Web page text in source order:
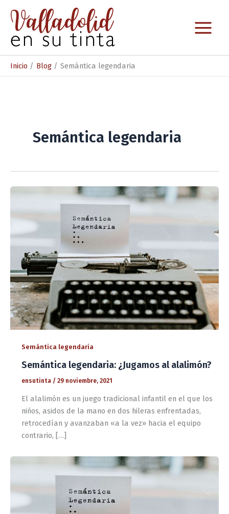
contenido
Inicio Blog Semántica legendaria
Semántica legendaria
Semántica legendaria
Semántica legendaria: ¿Jugamos al alalimón?
ensutinta / 29 noviembre, 2021
El alalimón es un juego tradicional infantil en el que los
niños, asidos de la mano en dos hileras enfrentadas,
retrocedían y avanzaban «a la vez» hacia el equipo
contrario, […]